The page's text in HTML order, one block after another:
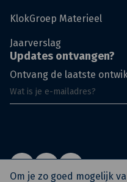
KlokGroep Materieel
Jaarverslag
Updates ontvangen?
Ontvang de laatste
Om je zo goed mogelijk